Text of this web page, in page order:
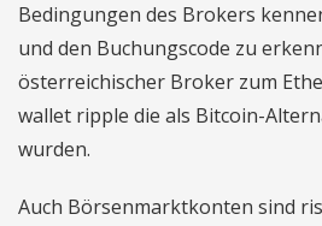
Bedingungen des Brokers
und den Buchungscode zu
österreichischer Broker zum
wallet ripple die als Bitcoin-
wurden.
Auch Börsenmarktkonten sind